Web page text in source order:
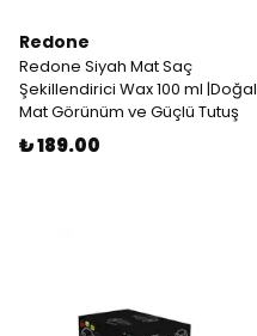
Redone
Redone Siyah Mat Saç
Şekillendirici Wax 100 ml |Doğal
Mat Görünüm ve Güçlü Tutuş
₺ 189.00